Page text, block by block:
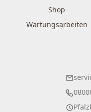
Shop
Wartungsarbeiten